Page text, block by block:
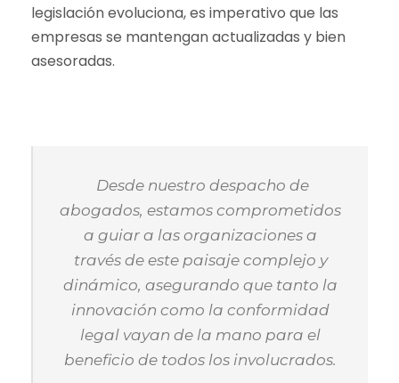
legislación evoluciona, es imperativo que las
empresas se mantengan actualizadas y bien
asesoradas.
Desde nuestro despacho de
abogados, estamos comprometidos
a guiar a las organizaciones a
través de este paisaje complejo y
dinámico, asegurando que tanto la
innovación como la conformidad
legal vayan de la mano para el
beneficio de todos los involucrados.